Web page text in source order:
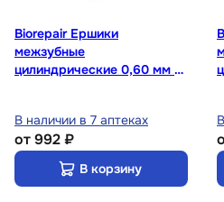
Biorepair Ершики
межзубные
цилиндрические 0,60 мм 5
В наличии в 7 аптеках
от992 ₽
В корзину